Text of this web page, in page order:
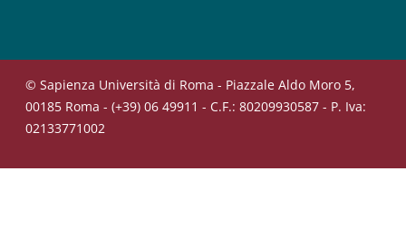
© Sapienza Università di Roma - Piazzale Aldo Moro 5,
00185 Roma - (+39) 06 49911 - C.F.: 80209930587 - P. Iva:
02133771002